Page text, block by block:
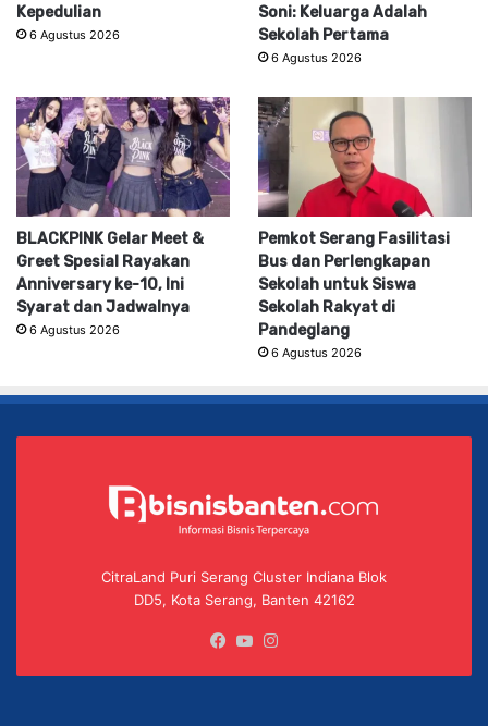
Kepedulian
6 Agustus 2026
Soni: Keluarga Adalah
Sekolah Pertama
6 Agustus 2026
BLACKPINK Gelar Meet &
Greet Spesial Rayakan
Anniversary ke-10, Ini
Syarat dan Jadwalnya
6 Agustus 2026
Pemkot Serang Fasilitasi
Bus dan Perlengkapan
Sekolah untuk Siswa
Sekolah Rakyat di
Pandeglang
6 Agustus 2026
CitraLand Puri Serang Cluster Indiana Blok
DD5, Kota Serang, Banten 42162
Facebook
YouTube